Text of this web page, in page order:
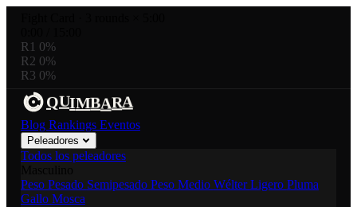
R1 0%
R2 0%
R3 0%
QUIMBARA
Blog Rankings Eventos
Peleadores
Todos los peleadores
Peso Pesado Semipesado Peso Medio WélterLigero Pluma
Gallo Mosca